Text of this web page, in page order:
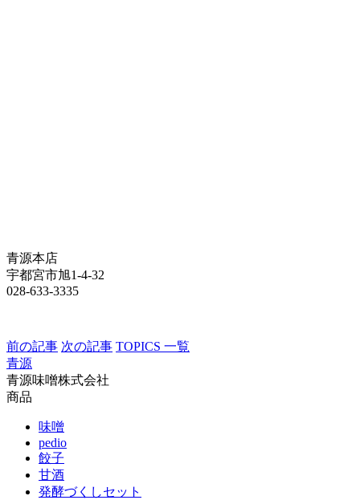
青源本店
宇都宮市旭1-4-32
028-633-3335
前の記事 次の記事 TOPICS 一覧
青源
青源味噌株式会社
商品
味噌
pedio
餃子
甘酒
発酵づくしセット